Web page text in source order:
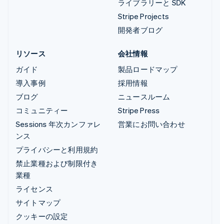
ライブラリーと SDK
Stripe Projects
開発者ブログ
リソース
ガイド
導入事例
ブログ
コミュニティー
Sessions 年次カンファレ
ンス
プライバシーと利用規約
禁止業種および制限付き
業種
ライセンス
サイトマップ
クッキーの設定
会社情報
製品ロードマップ
採用情報
ニュースルーム
Stripe Press
営業にお問い合わせ